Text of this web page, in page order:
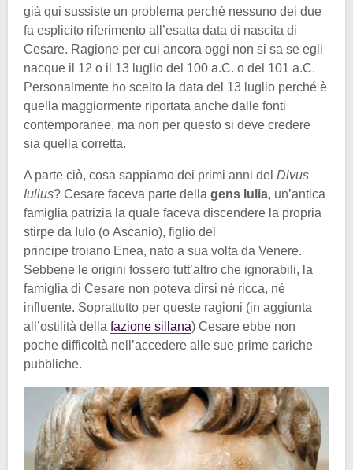
già qui sussiste un problema perché nessuno dei due
fa esplicito riferimento all’esatta data di nascita di
Cesare. Ragione per cui ancora oggi non si sa se egli
nacque il 12 o il 13 luglio del 100 a.C. o del 101 a.C.
Personalmente ho scelto la data del 13 luglio perché è
quella maggiormente riportata anche dalle fonti
contemporanee, ma non per questo si deve credere
sia quella corretta.
A parte ciò, cosa sappiamo dei primi anni del Divus
Iulius? Cesare faceva parte della gens Iulia, un’antica
famiglia patrizia la quale faceva discendere la propria
stirpe da Iulo (o Ascanio), figlio del
principe troiano Enea, nato a sua volta da Venere.
Sebbene le origini fossero tutt’altro che ignorabili, la
famiglia di Cesare non poteva dirsi né ricca, né
influente. Soprattutto per queste ragioni (in aggiunta
all’ostilità della fazione sillana) Cesare ebbe non
poche difficoltà nell’accedere alle sue prime cariche
pubbliche.